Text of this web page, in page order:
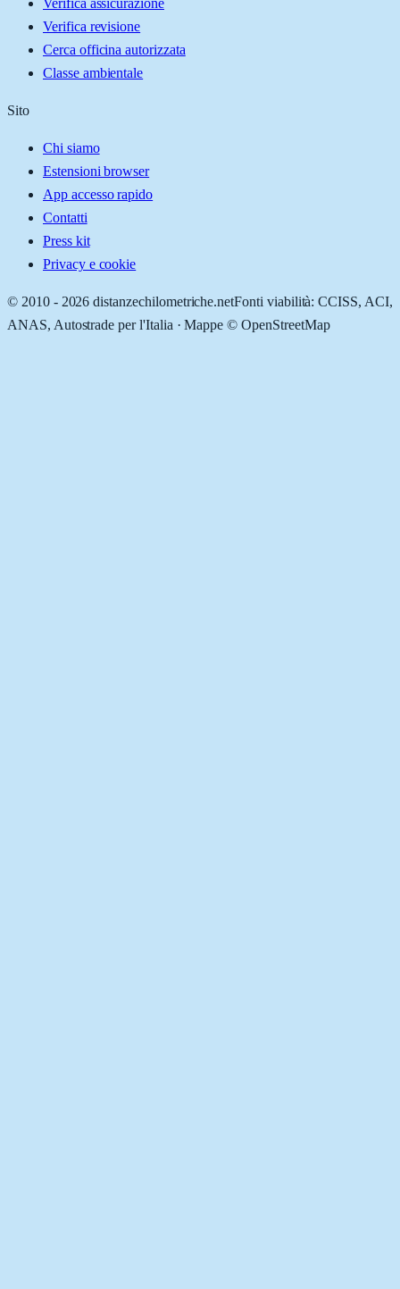
Verifica assicurazione
Verifica revisione
Cerca officina autorizzata
Classe ambientale
Sito
Chi siamo
Estensioni browser
App accesso rapido
Contatti
Press kit
Privacy e cookie
© 2010 - 2026 distanzechilometriche.netFonti viabilità: CCISS, ACI,
ANAS, Autostrade per l'Italia · Mappe © OpenStreetMap